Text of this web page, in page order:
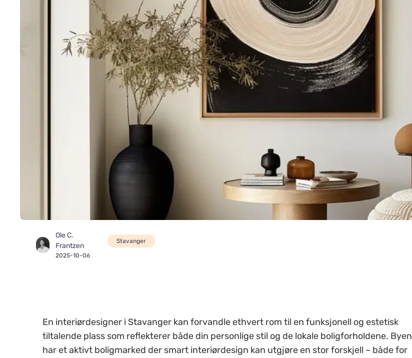
Ole C.
Frantzen
2025-10-06
Stavanger
En interiørdesigner i Stavanger kan forvandle ethvert rom til en funksjonell og estetisk
tiltalende plass som reflekterer både din personlige stil og de lokale boligforholdene. Byen
har et aktivt boligmarked der smart interiørdesign kan utgjøre en stor forskjell – både for